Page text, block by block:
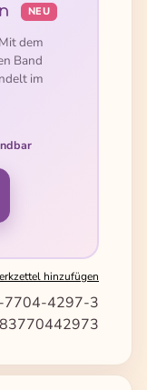
NEU
dem
Band
im
hinzufügen
7704-4297-3